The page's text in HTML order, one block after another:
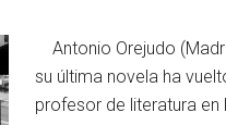
Antonio Orejudo
su última novela ha
profesor de literatura en